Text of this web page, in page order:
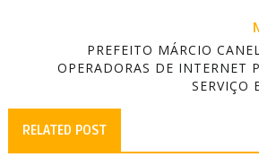
PREFEITO MÁRCIO
OPERADORAS DE INTERNET
SERVIÇO
RELATED POST